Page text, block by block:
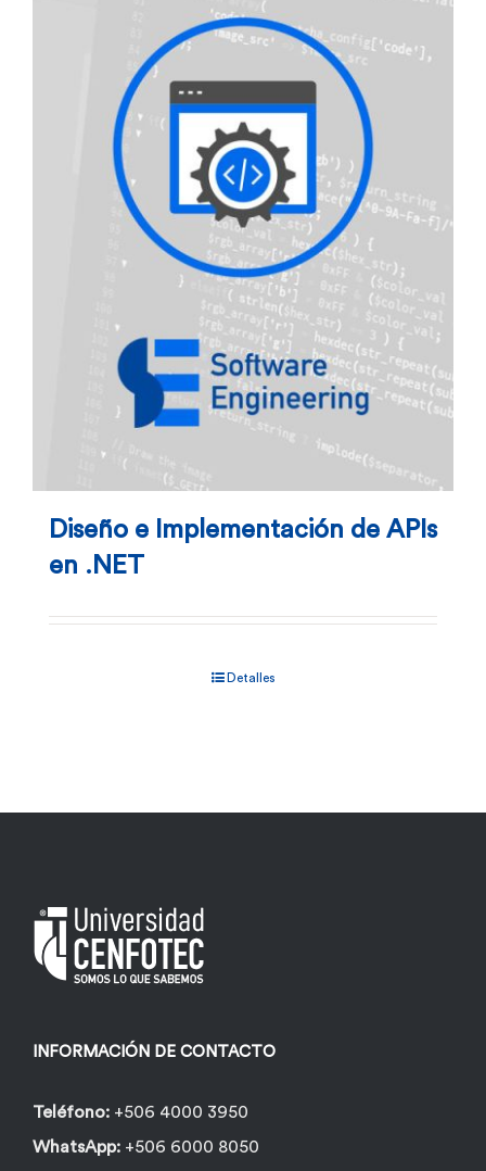
Diseño e Implementación de APIs
en .NET
Detalles
INFORMACIÓN DE CONTACTO
Teléfono: +506 4000 3950
WhatsApp: +506 6000 8050